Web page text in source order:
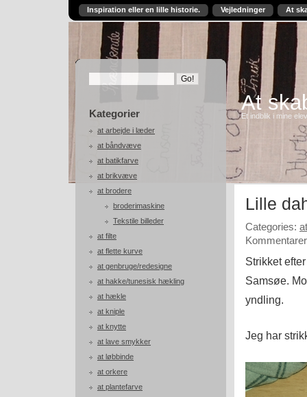
Inspiration eller en lille historie. Vejledninger At
Kategorier
at arbejde i læder
at båndvæve
at batikfarve
at brikvæve
at brodere
broderimaskine
Tekstile billeder
at filte
at flette kurve
at genbruge/redesigne
at hakke/tunesisk hækling
at hækle
at kniple
at knytte
at lave smykker
at løbbinde
at orkere
at plantefarve
At
Et indblik i mine
Lille
Categories:
Strikket
Samsøe.
yndling.
Jeg har